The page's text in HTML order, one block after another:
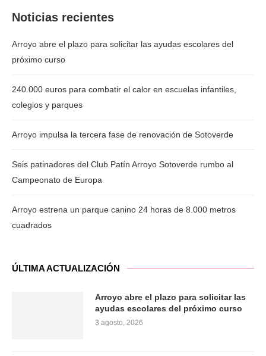
Noticias recientes
Arroyo abre el plazo para solicitar las ayudas escolares del
próximo curso
240.000 euros para combatir el calor en escuelas infantiles,
colegios y parques
Arroyo impulsa la tercera fase de renovación de Sotoverde
Seis patinadores del Club Patín Arroyo Sotoverde rumbo al
Campeonato de Europa
Arroyo estrena un parque canino 24 horas de 8.000 metros
cuadrados
ÚLTIMA ACTUALIZACIÓN
Arroyo abre el plazo para solicitar las
ayudas escolares del próximo curso
3 agosto, 2026